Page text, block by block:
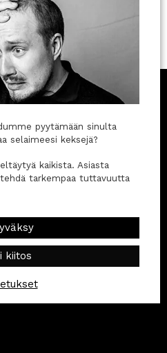
turhuuksia.
ei ole yksi niistä. Se
pyytämään sinulta
selaimeesi keksejä?
kaikista. Asiasta
tarkempaa tuttavuutta
kiitos